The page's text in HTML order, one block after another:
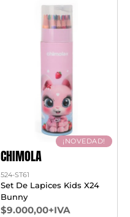
¡NOVEDAD!
CHIMOLA
524-ST61
Set De Lapices Kids X24
Bunny
$9.000,00+IVA